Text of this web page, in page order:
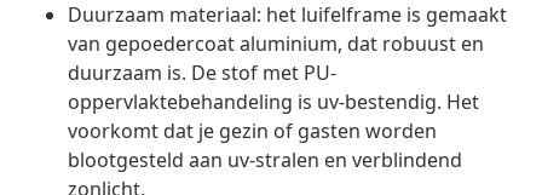
Duurzaam materiaal: het luifelframe is gemaakt
van gepoedercoat aluminium, dat robuust en
duurzaam is. De stof met PU-
oppervlaktebehandeling is uv-bestendig. Het
voorkomt dat je gezin of gasten worden
blootgesteld aan uv-stralen en verblindend
zonlicht.